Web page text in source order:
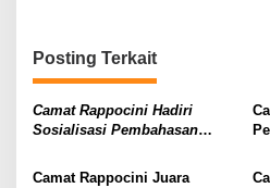
Posting Terkait
Camat Rappocini Hadiri
Sosialisasi Pembahasan
Camat Rappocini Juara